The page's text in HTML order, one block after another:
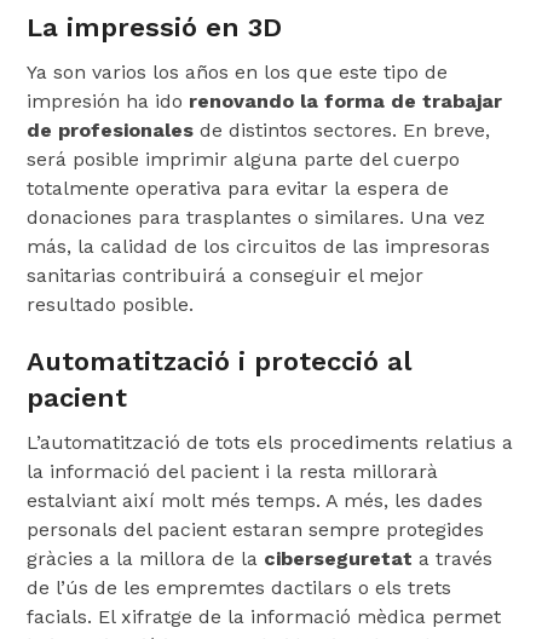
La impressió en 3D
Ya son varios los años en los que este tipo de
impresión ha ido renovando la forma de trabajar
de profesionalesde distintos sectores. En breve,
será posible imprimir alguna parte del cuerpo
totalmente operativa para evitar la espera de
donaciones para trasplantes o similares. Una vez
más, la calidad de los circuitos de las impresoras
sanitarias contribuirá a conseguir el mejor
resultado posible.
Automatització i protecció al
pacient
L’automatització de tots els procediments relatius a
la informació del pacient i la resta millorarà
estalviant així molt més temps. A més, les dades
personals del pacient estaran sempre protegides
gràcies a la millora de la ciberseguretata través
de l’ús de les empremtes dactilars o els trets
facials. El xifratge de la informació mèdica permet